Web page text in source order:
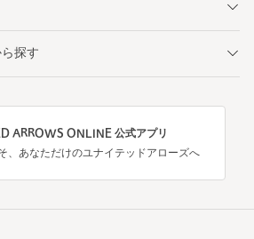
探す
ARROWS ONLINE 公式アプリ
、あなただけのユナイテッドアローズへ